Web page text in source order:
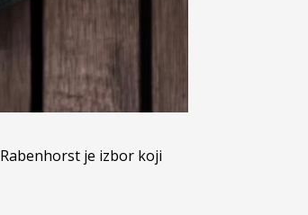
Rabenhorst je izbor koji